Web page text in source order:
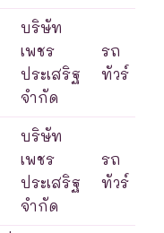
บริษัท
เพชร
ประเสริฐ
จำกัด
รถ
ทัวร์
บริษัท
เพชร
ประเสริฐ
จำกัด
รถ
ทัวร์